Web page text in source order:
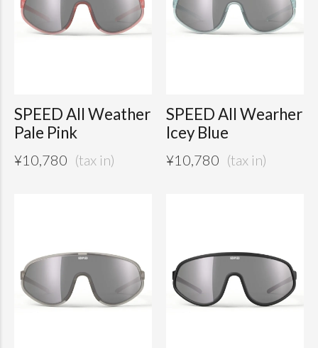
SPEED All Weather
Pale Pink
¥10,780
SPEED All Wearher
Icey Blue
¥10,780